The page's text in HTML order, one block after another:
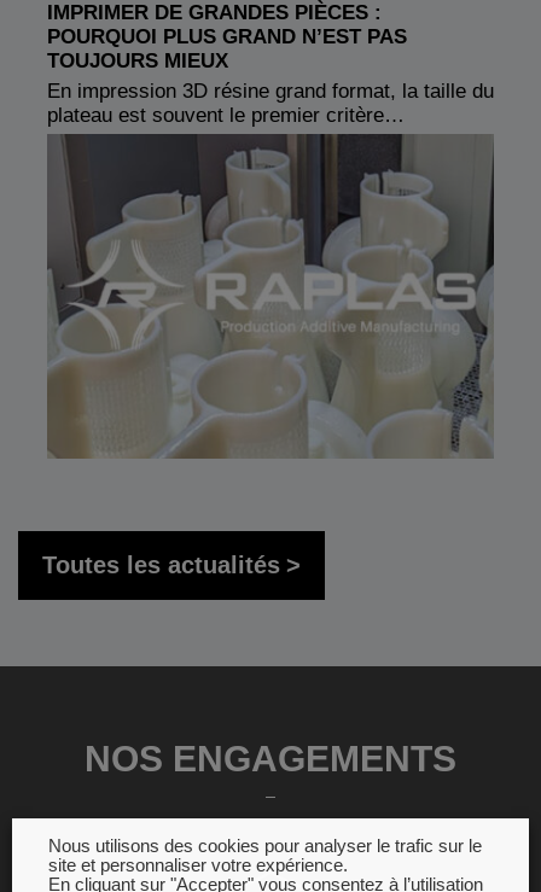
IMPRIMER DE GRANDES PIÈCES :
POURQUOI PLUS GRAND N’EST PAS
TOUJOURS MIEUX
En impression 3D résine grand format, la taille du
plateau est souvent le premier critère…
Toutes les actualités
NOS ENGAGEMENTS
Nous utilisons des cookies pour analyser le trafic sur le
site et personnaliser votre expérience.
En cliquant sur "Accepter" vous consentez à l’utilisation